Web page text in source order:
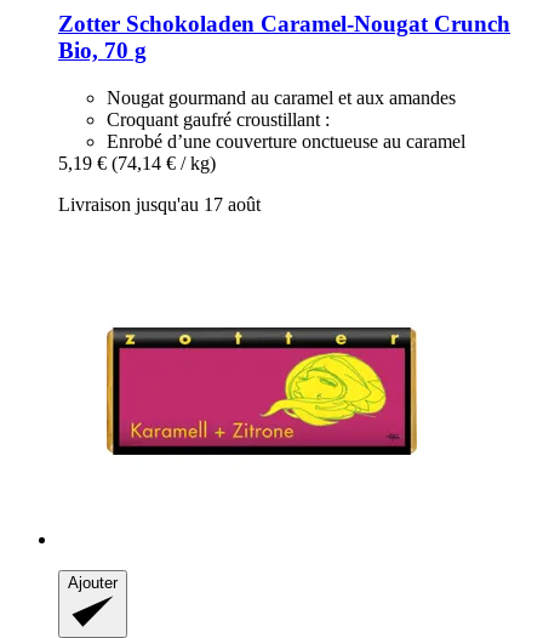
Zotter Schokoladen Caramel-​Nougat Crunch
Bio, 70 g
Nougat gourmand au caramel et aux amandes
Croquant gaufré croustillant :
Enrobé d’une couverture onctueuse au caramel
5,19 € (74,14 € / kg)
Livraison jusqu'au 17 août
Ajouter